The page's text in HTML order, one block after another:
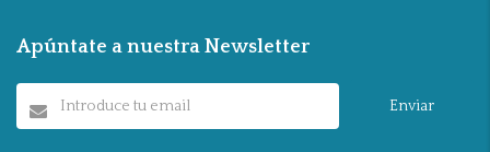
Apúntate a nuestra Newsletter
Enviar